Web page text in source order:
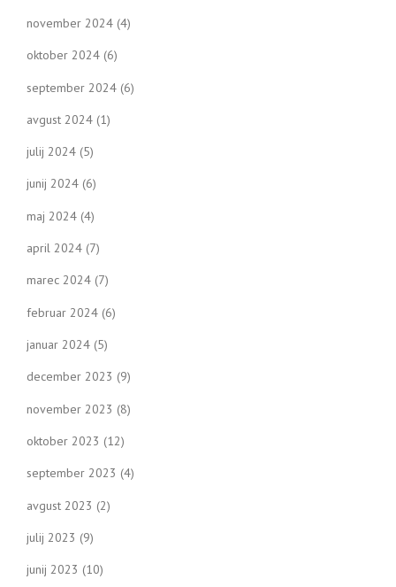
november 2024 (4)
oktober 2024 (6)
september 2024 (6)
avgust 2024 (1)
julij 2024 (5)
junij 2024 (6)
maj 2024 (4)
april 2024 (7)
marec 2024 (7)
februar 2024 (6)
januar 2024 (5)
december 2023 (9)
november 2023 (8)
oktober 2023 (12)
september 2023 (4)
avgust 2023 (2)
julij 2023 (9)
junij 2023 (10)